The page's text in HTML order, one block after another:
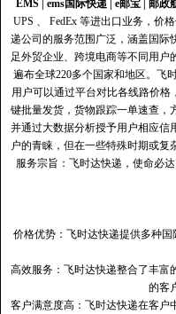
EMS| ems国际快递| e邮宝| 邮政
UPS 、 FedEx 等进出口业务，价
递公司的服务范围广泛，涵盖国际
足外贸企业、跨境电商等不同用
遍布全球220多个国家和地区。飞
用户可以通过平台对比各线路价
键批量发货，货物跟踪一单速查，
并通过大数据分析授予用户相应信
户的青睐，但在一些特殊时期或
服务宗旨：飞时达快递，使命必
价格优势：飞时达快递提供多种
高效服务：飞时达快递整合了丰富
的客
客户满意度高‌：飞时达快递在客户